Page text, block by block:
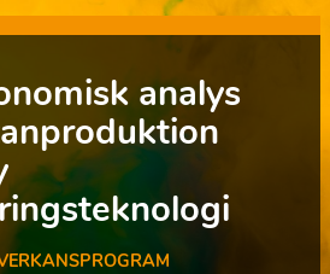
analys